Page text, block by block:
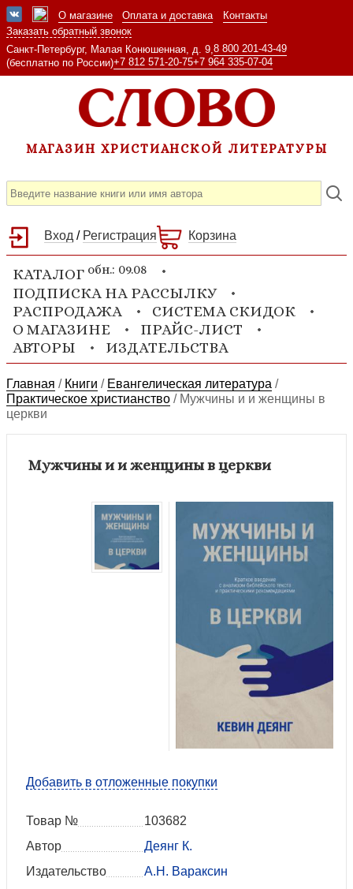
О магазине Оплата и доставка
Контакты
Заказать обратный звонок
Санкт-Петербург, Малая Конюшенная, д. 9, 8 800 201-43-49
(бесплатно по России)+7 812 571-20-75+7 964 335-07-04
МАГАЗИН ХРИСТИАНСКОЙ ЛИТЕРАТУРЫ
Вход / Регистрация Корзина
КАТАЛОГ обн.: 09.08
ПОДПИСКА НА РАССЫЛКУ
РАСПРОДАЖА
СИСТЕМА СКИДОК
О МАГАЗИНЕ
ПРАЙС-ЛИСТ
АВТОРЫ
ИЗДАТЕЛЬСТВА
Главная / Книги / Евангелическая литература /
Практическое христианство / Мужчины и и женщины в
церкви
Мужчины и и женщины в церкви
Добавить в отложенные покупки
Товар №
103682
Автор
Деянг К.
Издательство
А.Н. Вараксин